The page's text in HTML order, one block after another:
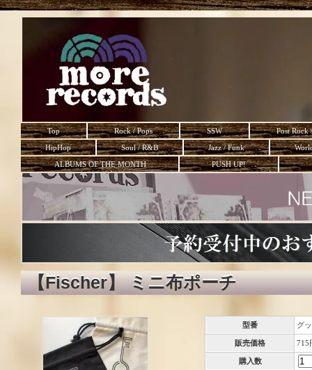
Top Rock / Pops SSW
Post Rock
HipHop
Soul / R&B Jazz / Funk
ALBUMS OF THE MONTH
PUSH UP!
【Fischer】 ミニ布ポーチ
型番 グ
販売価格 715
購入数